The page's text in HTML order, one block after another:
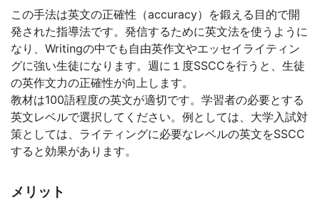
す
る
サ
ー
ビ
ス
この手法は英文の正確性（accuracy）を鍛える目的で開
発された指導法です。発信するために英文法を使うように
なり、Writingの中でも自由英作文やエッセイライティン
グに強い生徒になります。週に１度SSCCを行うと、生徒
の英作文力の正確性が向上します。
教材は100語程度の英文が適切です。学習者の必要とする
英文レベルで選択してください。例としては、大学入試対
策としては、ライティングに必要なレベルの英文をSSCC
すると効果があります。
メリット